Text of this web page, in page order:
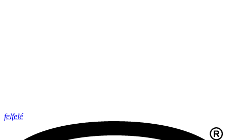
felfelé